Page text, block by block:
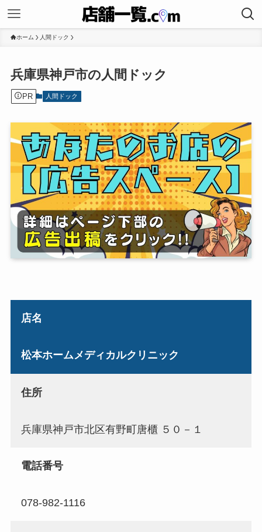
ホーム 人間ドック
兵庫県神戸市の人間ドック
PR 人間ドック
店名
松本ホームメディカルクリニック
住所
兵庫県神戸市北区有野町唐櫃 ５０－１
電話番号
078-982-1116